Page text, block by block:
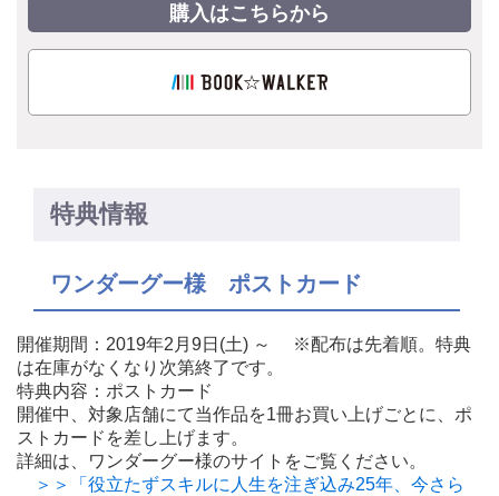
購入はこちらから
特典情報
ワンダーグー様 ポストカード
開催期間：2019年2月9日(土) ～ ※配布は先着順。特典
は在庫がなくなり次第終了です。
特典内容：ポストカード
開催中、対象店舗にて当作品を1冊お買い上げごとに、ポ
ストカードを差し上げます。
詳細は、ワンダーグー様のサイトをご覧ください。
＞＞「役立たずスキルに人生を注ぎ込み25年、今さら